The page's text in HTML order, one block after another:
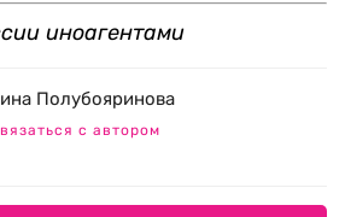
иноагентами
Полубояринова
с автором